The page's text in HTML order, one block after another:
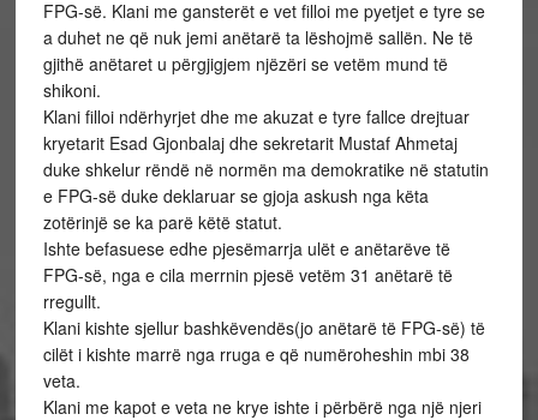
FPG-së. Klani me gansterët e vet filloi me pyetjet e tyre se
a duhet ne që nuk jemi anëtarë ta lëshojmë sallën. Ne të
gjithë anëtaret u përgjigjem njëzëri se vetëm mund të
shikoni.
Klani filloi ndërhyrjet dhe me akuzat e tyre fallce drejtuar
kryetarit Esad Gjonbalaj dhe sekretarit Mustaf Ahmetaj
duke shkelur rëndë në normën ma demokratike në statutin
e FPG-së duke deklaruar se gjoja askush nga këta
zotërinjë se ka parë këtë statut.
Ishte befasuese edhe pjesëmarrja ulët e anëtarëve të
FPG-së, nga e cila merrnin pjesë vetëm 31 anëtarë të
rregullt.
Klani kishte sjellur bashkëvendës(jo anëtarë të FPG-së) të
cilët i kishte marrë nga rruga e që numëroheshin mbi 38
veta.
Klani me kapot e veta ne krye ishte i përbërë nga një njeri